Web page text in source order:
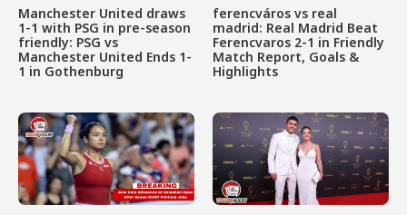
Manchester United draws
1-1 with PSG in pre-season
friendly: PSG vs
Manchester United Ends 1-
1 in Gothenburg
ferencváros vs real
madrid: Real Madrid Beat
Ferencvaros 2-1 in Friendly
Match Report, Goals &
Highlights